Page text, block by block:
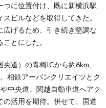
に位置付け、既に新横浜駅
ビルなどを取得してきた。
げるため、引き続き堅調な
とにした。
道）の青梅ICから約6km、
相鉄アーバンクリエイツとク
中央道、関越自動車道へアク
活用を期待。併せて、国道